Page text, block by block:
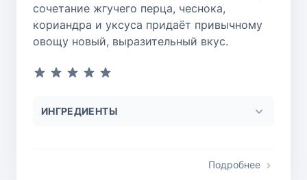
сочетание жгучего перца, чеснока,
кориандра и уксуса придаёт привычному
овощу новый, выразительный вкус.
ИНГРЕДИЕНТЫ
Подробнее